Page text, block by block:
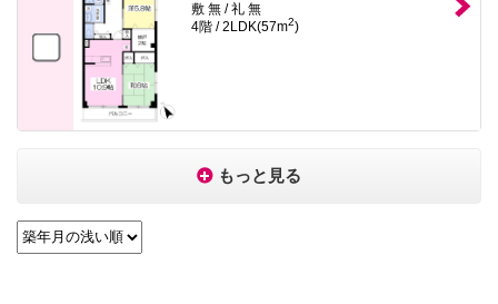
敷 無 / 礼 無
4階 / 2LDK(57m2)
もっと見る